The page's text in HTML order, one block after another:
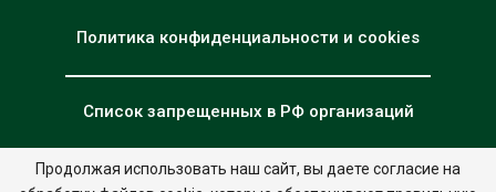
Политика конфиденциальности и cookies
Список запрещенных в РФ организаций
Продолжая использовать наш сайт, вы даете согласие на